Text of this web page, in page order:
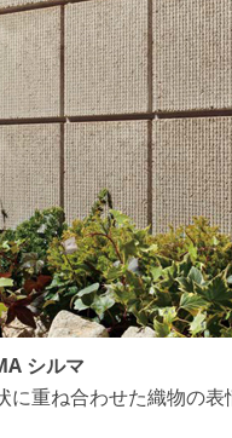
シルマ
に重ね合わせた織物の表